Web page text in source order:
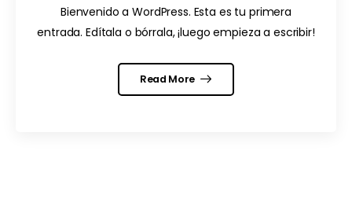
Bienvenido a WordPress. Esta es tu primera
entrada. Edítala o bórrala, ¡luego empieza a escribir!
Read More